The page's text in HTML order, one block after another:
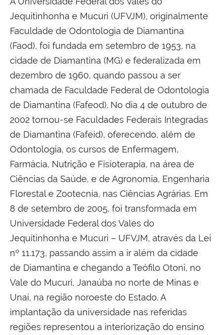
Jequitinhonha e Mucuri (UFVJM), originalmente
Faculdade de Odontologia de Diamantina
(Faod), foi fundada em setembro de 1953, na
cidade de Diamantina (MG) e federalizada em
dezembro de 1960, quando passou a ser
chamada de Faculdade Federal de Odontologia
de Diamantina (Fafeod). No dia 4 de outubro de
2002 tornou-se Faculdades Federais Integradas
de Diamantina (Fafeid), oferecendo, além de
Odontologia, os cursos de Enfermagem,
Farmácia, Nutrição e Fisioterapia, na área de
Ciências da Saúde, e de Agronomia, Engenharia
Florestal e Zootecnia, nas Ciências Agrárias. Em
8 de setembro de 2005, foi transformada em
Universidade Federal dos Vales do
Jequitinhonha e Mucuri – UFVJM, através da Lei
nº 11.173, passando assim a ir além da cidade
de Diamantina e chegando a Teófilo Otoni, no
Vale do Mucuri, Janaúba no norte de Minas e
Unaí, na região noroeste do Estado. A
implantação da universidade nas referidas
regiões representou a interiorização do ensino